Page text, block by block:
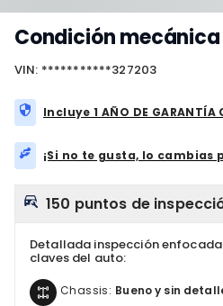
Condición
VIN: ***********327203
Incluye 1 AÑO DE GARANTÍA
¡Si no te gusta, lo cambias
150 puntos de
Detallada inspección
claves del auto:
Chassis: Bueno y sin